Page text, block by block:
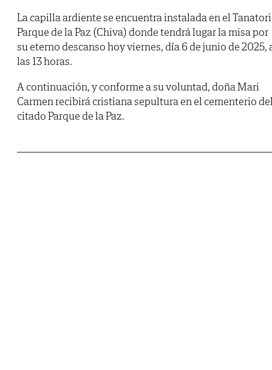
La capilla ardiente se encuentra instalada en el
Parque de la Paz (Chiva) donde tendrá lugar la misa por
su eterno descanso hoy viernes, día 6 de junio de 2025,
las 13 horas.
A continuación, y conforme a su voluntad, doña Mari
Carmen recibirá cristiana sepultura en el cementerio
citado Parque de la Paz.